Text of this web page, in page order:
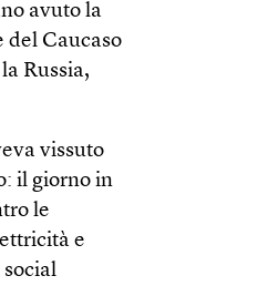
avuto la
del Caucaso
Russia,
vissuto
il giorno in
le
e
social